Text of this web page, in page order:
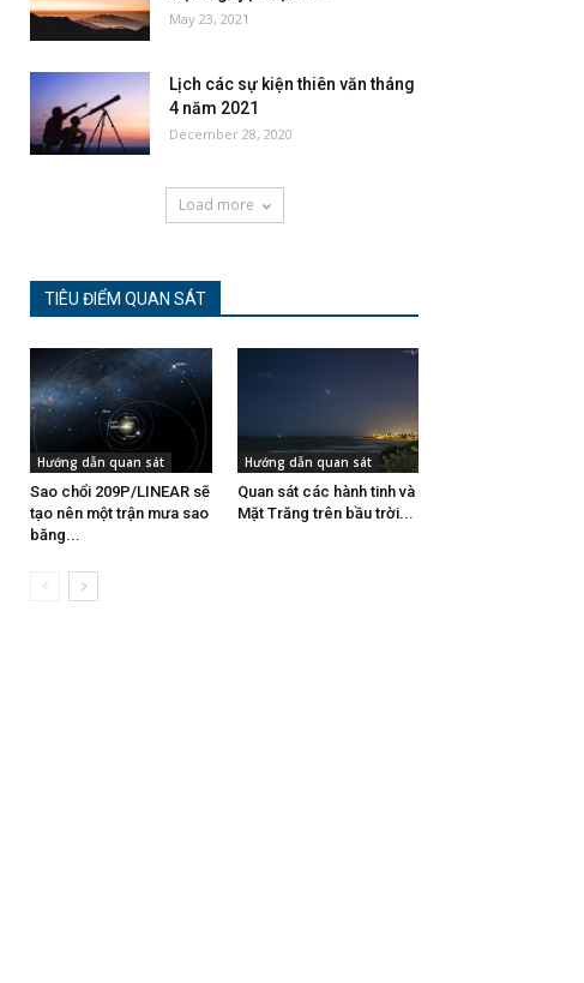
May 23, 2021
Lịch các sự kiện thiên văn tháng
4 năm 2021
December 28, 2020
Load more
TIÊU ĐIỂM QUAN SÁT
Hướng dẫn quan sát
Sao chổi 209P/LINEAR sẽ
tạo nên một trận mưa sao
băng...
Hướng dẫn quan sát
Quan sát các hành tinh và
Mặt Trăng trên bầu trời...